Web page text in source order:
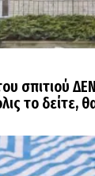
σπιτιού
το δείτε,